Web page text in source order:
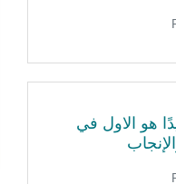
هو الاول في